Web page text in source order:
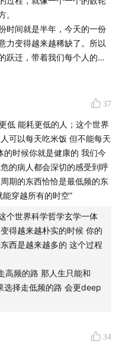
。
时间就是半年，今天的一份
力变得越来越稀缺了。所以
跃迁，带着我们每个人的世
命本质上都是频率的跃迁，
为什么感觉时间变快了？
但是我希望提醒大家，这个
的三年五年里面，随着整个
会越来越多的感觉到我们被
。
，去找到真正的信号源。
什么是爱自己的，因为他很
愿意去分享，但分享是因为
为他爱自己的一个原因。所
求是，因为只有实事求是才
勇敢的，是需要克服恐惧
内心又是什么呢？又是爱自
年或者说之前经历过很多挫
于管理，对于其他人的理
37
低 能耗更低的人；这个世界
可以每天吃米饭 但不能每天
的时候你就是健康的 我们今
的病人都会深切的感受到呼
期的东西恰恰是最低频的东
穿越所有的时空”
个世界科学哲学玄学一体
得越来越朴实的时候 你的
西是越来越多的 这个过程
高频的路 那人生只能和
选择走低频的路 会更deep
34